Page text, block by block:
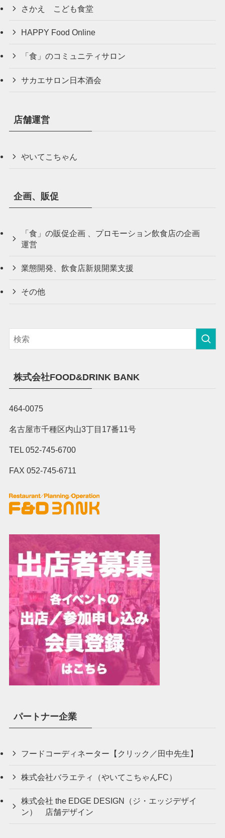
さかえ こども食堂
HAPPY Food Online
「食」のコミュニティサロン
サカエサロン日本酒会
店舗運営
やいてこちゃん
企画、販促
「食」の販促企画 、プロモーション飲食店の企画
運営
業態開発、飲食店新規開業支援
その他
株式会社FOOD&DRINK BANK
464-0075
名古屋市千種区内山3丁目17番11号
TEL 052-745-6700
FAX 052-745-6711
パートナー企業
フードコーディネーター【クリック／田中先生】
株式会社バラエティ（やいてこちゃんFC）
株式会社 the EDGE DESIGN（ジ・エッジデザイ
ン） 店舗デザイン